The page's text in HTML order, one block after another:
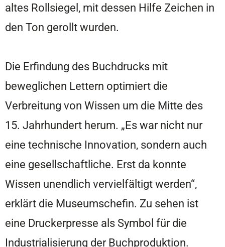
altes Rollsiegel, mit dessen Hilfe Zeichen in
den Ton gerollt wurden.
Die Erfindung des Buchdrucks mit
beweglichen Lettern optimiert die
Verbreitung von Wissen um die Mitte des
15. Jahrhundert herum. „Es war nicht nur
eine technische Innovation, sondern auch
eine gesellschaftliche. Erst da konnte
Wissen unendlich vervielfältigt werden“,
erklärt die Museumschefin. Zu sehen ist
eine Druckerpresse als Symbol für die
Industrialisierung der Buchproduktion.